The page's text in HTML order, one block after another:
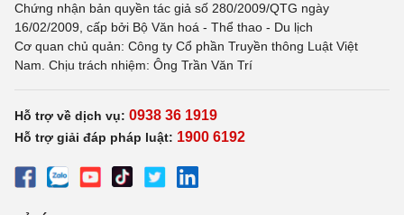
Chứng nhận bản quyền tác giả số 280/2009/QTG ngày
16/02/2009, cấp bởi Bộ Văn hoá - Thể thao - Du lịch
Cơ quan chủ quản: Công ty Cổ phần Truyền thông Luật Việt
Nam. Chịu trách nhiệm: Ông Trần Văn Trí
Hỗ trợ về dịch vụ: 0938 36 1919
Hỗ trợ giải đáp pháp luật: 1900 6192